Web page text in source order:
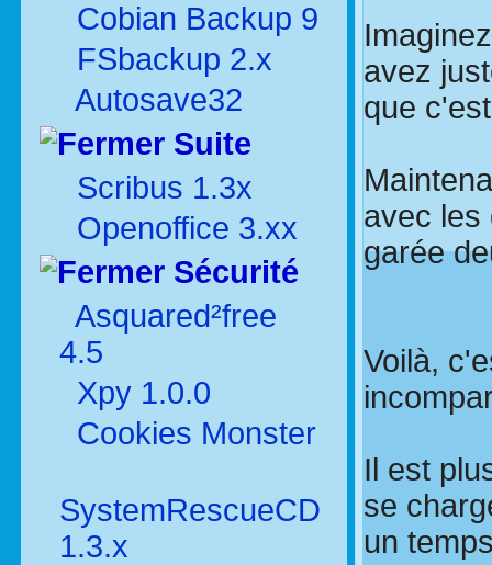
Cobian Backup 9
FSbackup 2.x
Autosave32
Suite
Scribus 1.3x
Openoffice 3.xx
Sécurité
Asquared²free
4.5
Xpy 1.0.0
Cookies Monster
SystemRescueCD
1.3.x
avez
que
avec les
garée
Voilà,
Il est
se
un